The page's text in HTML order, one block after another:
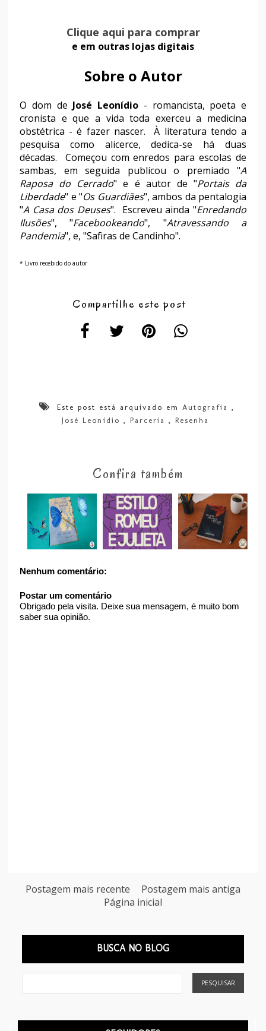
Clique aqui para comprar
e em outras lojas digitais
Sobre o Autor
O dom de José Leonídio - romancista, poeta e
cronista e que a vida toda exerceu a medicina
obstétrica - é fazer nascer. À literatura tendo a
pesquisa como alicerce, dedica-se há duas
décadas. Começou com enredos para escolas de
sambas, em seguida publicou o premiado "A
Raposa do Cerrado" e é autor de "Portais da
Liberdade" e "Os Guardiães", ambos da pentalogia
"A Casa dos Deuses". Escreveu ainda "Enredando
Ilusões", "Facebookeando", "Atravessando a
Pandemia", e, "Safiras de Candinho".
* Livro recebido do autor
Compartilhe este post
Este post está arquivado em Autografia ,
José Leonídio , Parceria , Resenha
Confira também
Nenhum comentário:
Postar um comentário
Obrigado pela visita. Deixe sua mensagem, é muito bom
saber sua opinião.
Postagem mais recente
Postagem mais antiga
Página inicial
BUSCA NO BLOG